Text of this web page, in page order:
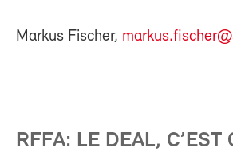
Markus Fischer,
RFFA: LE DEAL, C’EST